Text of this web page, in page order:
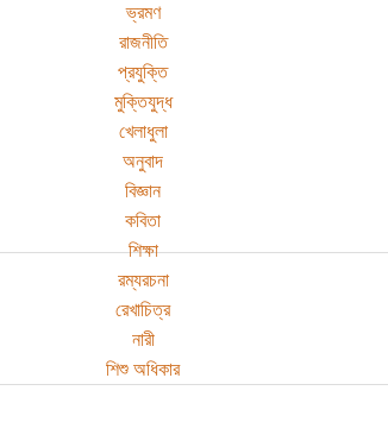
ভ্রমণ
রাজনীতি
প্রযুক্তি
মুক্তিযুদ্ধ
খেলাধুলা
অনুবাদ
বিজ্ঞান
কবিতা
শিক্ষা
রম্যরচনা
রেখাচিত্র
নারী
শিশু অধিকার